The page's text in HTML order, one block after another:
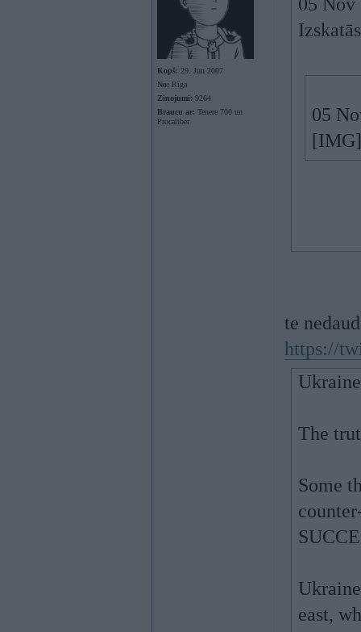
Kopš: 29. Jun 2007
No: Rīga
Ziņojumi: 9264
Braucu ar: Tenere 700 un
Procaliber
05
[IMG]
te
https://
The
Some
east,